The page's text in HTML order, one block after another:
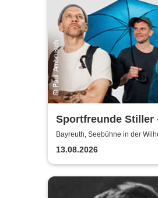
Sportfreunde Stiller
wunderbaren
Bayreuth, Seebühne in der
13.08.2026